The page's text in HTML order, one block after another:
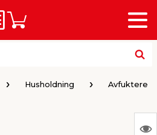
Handlevogn
Meny
Husholdning Avfuktere